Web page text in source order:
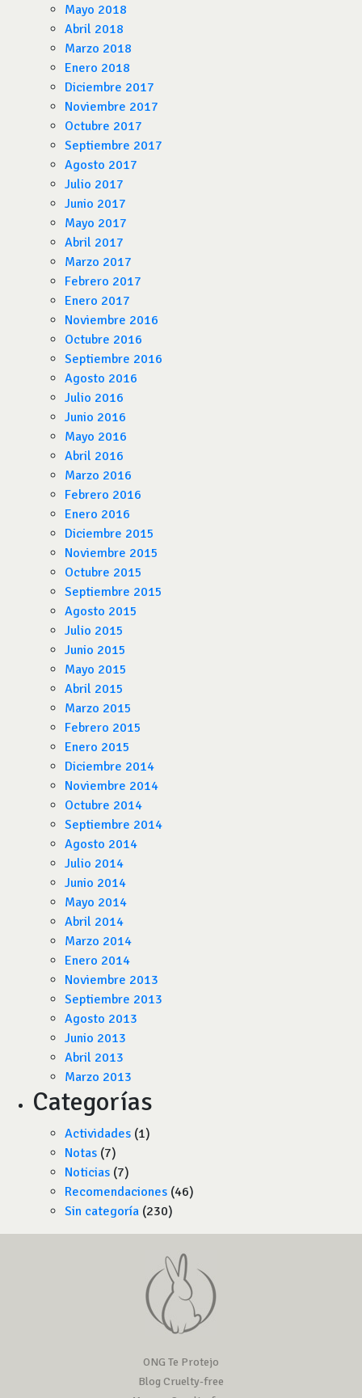
Mayo 2018
Abril 2018
Marzo 2018
Enero 2018
Diciembre 2017
Noviembre 2017
Octubre 2017
Septiembre 2017
Agosto 2017
Julio 2017
Junio 2017
Mayo 2017
Abril 2017
Marzo 2017
Febrero 2017
Enero 2017
Noviembre 2016
Octubre 2016
Septiembre 2016
Agosto 2016
Julio 2016
Junio 2016
Mayo 2016
Abril 2016
Marzo 2016
Febrero 2016
Enero 2016
Diciembre 2015
Noviembre 2015
Octubre 2015
Septiembre 2015
Agosto 2015
Julio 2015
Junio 2015
Mayo 2015
Abril 2015
Marzo 2015
Febrero 2015
Enero 2015
Diciembre 2014
Noviembre 2014
Octubre 2014
Septiembre 2014
Agosto 2014
Julio 2014
Junio 2014
Mayo 2014
Abril 2014
Marzo 2014
Enero 2014
Noviembre 2013
Septiembre 2013
Agosto 2013
Junio 2013
Abril 2013
Marzo 2013
Categorías
Actividades (1)
Notas (7)
Noticias (7)
Recomendaciones (46)
Sin categoría (230)
ONG Te Protejo
Blog Cruelty-free